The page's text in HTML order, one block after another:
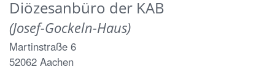
Diözesanbüro der KAB
(Josef-Gockeln-Haus)
Martinstraße 6
52062 Aachen